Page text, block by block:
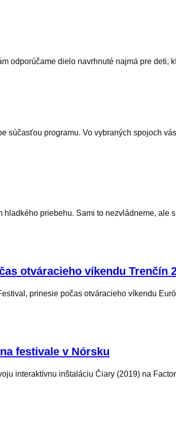
odporúčame dielo navrhnuté najmä pre deti,
súčasťou programu. Vo vybraných spojoch
priebehu. Sami to nezvládneme,
otváracieho víkendu Trenčín
prinesie počas otváracieho víkendu
festivale v Nórsku
interaktívnu inštaláciu Čiary (2019) na